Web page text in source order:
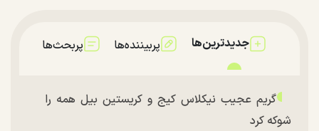
جدیدترین‌ها پربیننده‌ها پربحث‌ها
گریم عجیب نیکلاس کیج و کریستین بیل همه را
شوکه کرد